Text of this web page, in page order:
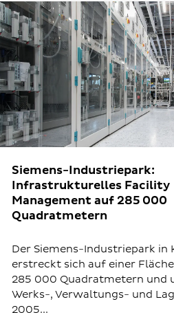
Siemens-Industriepark:
Infrastrukturelles Facility
Management auf 285 000
Quadratmetern
Der Siemens-Industriepark in
erstreckt sich auf einer
285 000 Quadratmetern und
Werks-, Verwaltungs- und
2005...